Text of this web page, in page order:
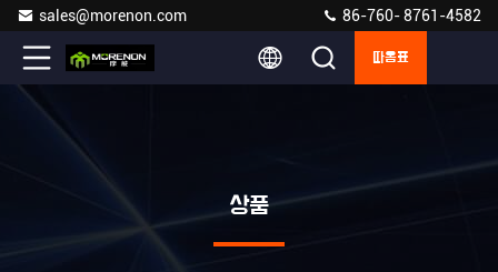
sales@morenon.com 86-760- 8761-4582
따옴표
상품